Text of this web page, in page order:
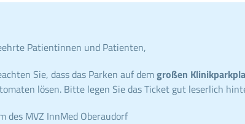
Patientinnen und Patienten,
Sie, dass das Parken auf demgroßen
lösen. Bitte legen Sie das Ticket gut leserlich
des MVZ InnMed Oberaudorf